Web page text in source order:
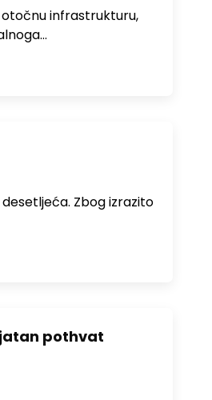
infrastrukturu,
Zbog izrazito
pothvat